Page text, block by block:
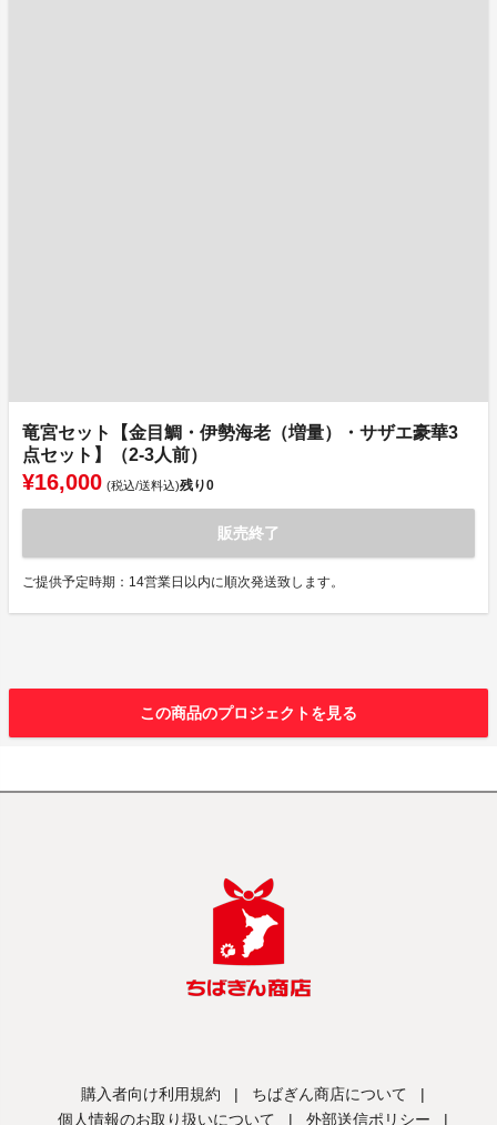
竜宮セット【金目鯛・伊勢海老（増量）・サザエ豪華3
点セット】（2-3人前）
¥16,000 (税込/送料込)残り0
販売終了
ご提供予定時期：14営業日以内に順次発送致します。
この商品のプロジェクトを見る
購入者向け利用規約 | ちばぎん商店について
|
個人情報のお取り扱いについて
| 外部送信ポリシー |